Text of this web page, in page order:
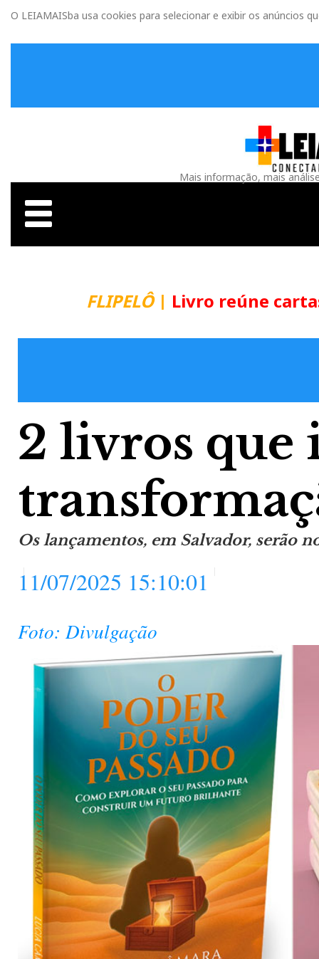
O LEIAMAISba usa cookies para selecionar e exibir os anúncios
Mais informação, mais
FLIPELÔ| Livro reúne
2 livros que
Os lançamentos, em Salvador, serão
11/07/2025 15:10:01
Foto: Divulgação